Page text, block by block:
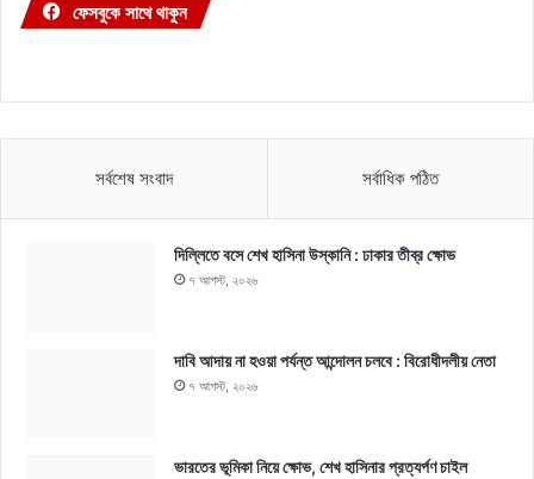
ফেসবুকে সাথে থাকুন
সর্বশেষ সংবাদ সর্বাধিক পঠিত
দিল্লিতে বসে শেখ হাসিনা উস্কানি : ঢাকার তীব্র ক্ষোভ
৭ আগস্ট, ২০২৬
দাবি আদায় না হওয়া পর্যন্ত আন্দোলন চলবে : বিরোধীদলীয় নেতা
৭ আগস্ট, ২০২৬
ভারতের ভূমিকা নিয়ে ক্ষোভ, শেখ হাসিনার প্রত্যর্পণ চাইল